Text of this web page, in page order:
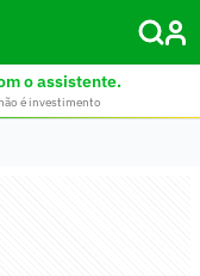
o assistente.
é investimento